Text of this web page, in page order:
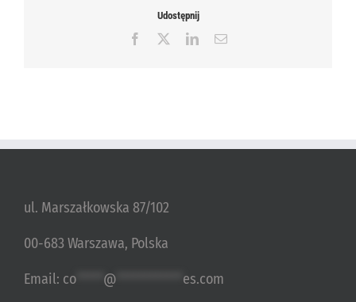
Udostępnij
Facebook LinkedInEmail
ul. Marszałkowska 87/102
00-683 Warszawa, Polska
Email: co @ es.com